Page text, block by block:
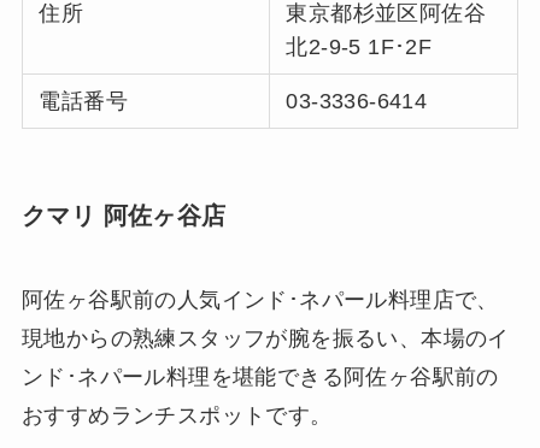
住所
東京都杉並区阿佐谷
北2-9-5 1F･2F
電話番号 03-3336-6414
クマリ 阿佐ヶ谷店
阿佐ヶ谷駅前の人気インド･ネパール料理店で、
現地からの熟練スタッフが腕を振るい、本場のイ
ンド･ネパール料理を堪能できる阿佐ヶ谷駅前の
おすすめランチスポットです。